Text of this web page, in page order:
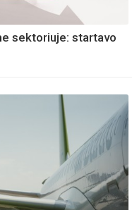
sektoriuje: startavo